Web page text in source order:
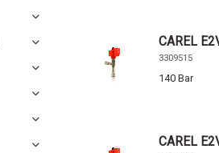
CAREL
3309515
140 Bar
CAREL